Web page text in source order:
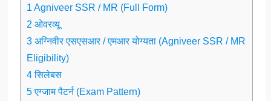
1 Agniveer SSR / MR (Full Form)
2 ओवरव्यू
3 अग्निवीर एसएसआर / एमआर योग्यता (Agniveer SSR / MR
Eligibility)
4 सिलेबस
5 एग्जाम पैटर्न (Exam Pattern)